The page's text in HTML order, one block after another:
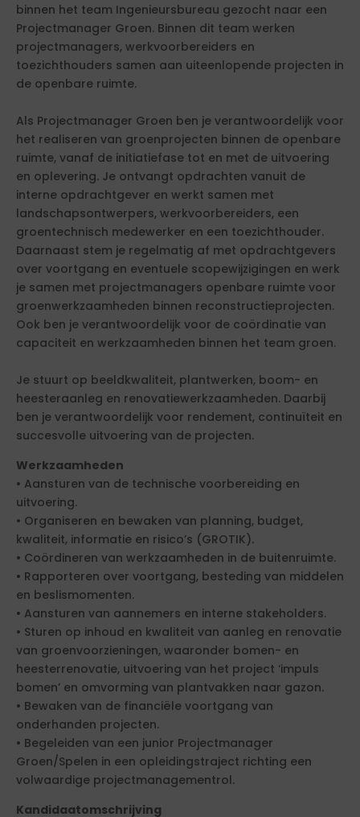
binnen het team Ingenieursbureau gezocht naar een
Projectmanager Groen. Binnen dit team werken
projectmanagers, werkvoorbereiders en
toezichthouders samen aan uiteenlopende projecten in
de openbare ruimte.
Als Projectmanager Groen ben je verantwoordelijk voor
het realiseren van groenprojecten binnen de openbare
ruimte, vanaf de initiatiefase tot en met de uitvoering
en oplevering. Je ontvangt opdrachten vanuit de
interne opdrachtgever en werkt samen met
landschapsontwerpers, werkvoorbereiders, een
groentechnisch medewerker en een toezichthouder.
Daarnaast stem je regelmatig af met opdrachtgevers
over voortgang en eventuele scopewijzigingen en werk
je samen met projectmanagers openbare ruimte voor
groenwerkzaamheden binnen reconstructieprojecten.
Ook ben je verantwoordelijk voor de coördinatie van
capaciteit en werkzaamheden binnen het team groen.
Je stuurt op beeldkwaliteit, plantwerken, boom- en
heesteraanleg en renovatiewerkzaamheden. Daarbij
ben je verantwoordelijk voor rendement, continuïteit en
succesvolle uitvoering van de projecten.
Werkzaamheden
• Aansturen van de technische voorbereiding en
uitvoering.
• Organiseren en bewaken van planning, budget,
kwaliteit, informatie en risico’s (GROTIK).
• Coördineren van werkzaamheden in de buitenruimte.
• Rapporteren over voortgang, besteding van middelen
en beslismomenten.
• Aansturen van aannemers en interne stakeholders.
• Sturen op inhoud en kwaliteit van aanleg en renovatie
van groenvoorzieningen, waaronder bomen- en
heesterrenovatie, uitvoering van het project ‘impuls
bomen’ en omvorming van plantvakken naar gazon.
• Bewaken van de financiële voortgang van
onderhanden projecten.
• Begeleiden van een junior Projectmanager
Groen/Spelen in een opleidingstraject richting een
volwaardige projectmanagementrol.
Kandidaatomschrijving